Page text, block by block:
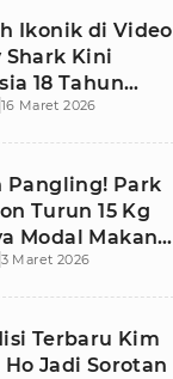
Ikonik di Video
Shark Kini
18 Tahun
Publik
16 Maret 2026
Pangling! Park
Turun 15 Kg
Modal Makan
Visual
3 Maret 2026
Terbaru Kim
Ho Jadi Sorotan